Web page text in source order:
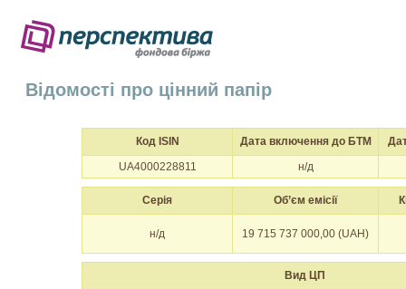
Відомості про цінний папір
Код ISIN Дата включення до БТМ
UA4000228811
н/д
Серія Об’єм емісії
н/д 19 715 737 000,00 (UAH)
Вид ЦП